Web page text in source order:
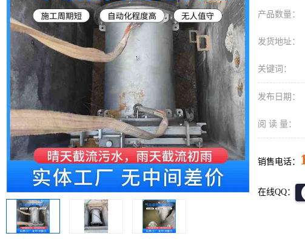
产品数量：
发货地址：
关键词：
发布日期：
阅 读 量：
销售电话：
在线QQ：